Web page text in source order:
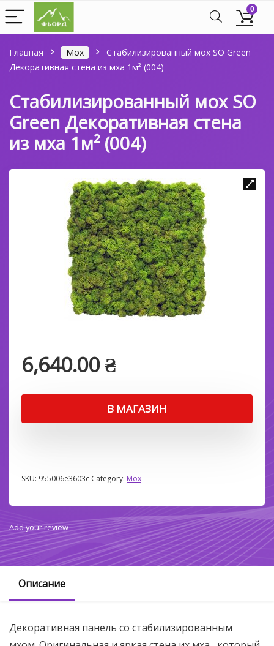
0
Главная Мох
Стабилизированный мох SO Green
Декоративная стена из мха 1м² (004)
Стабилизированный мох SO
Green Декоративная стена
из мха 1м² (004)
6,640.00₴
В МАГАЗИН
SKU: 955006e3603c Category: Мох
Add your review
Описание
Декоративная панель со стабилизированным